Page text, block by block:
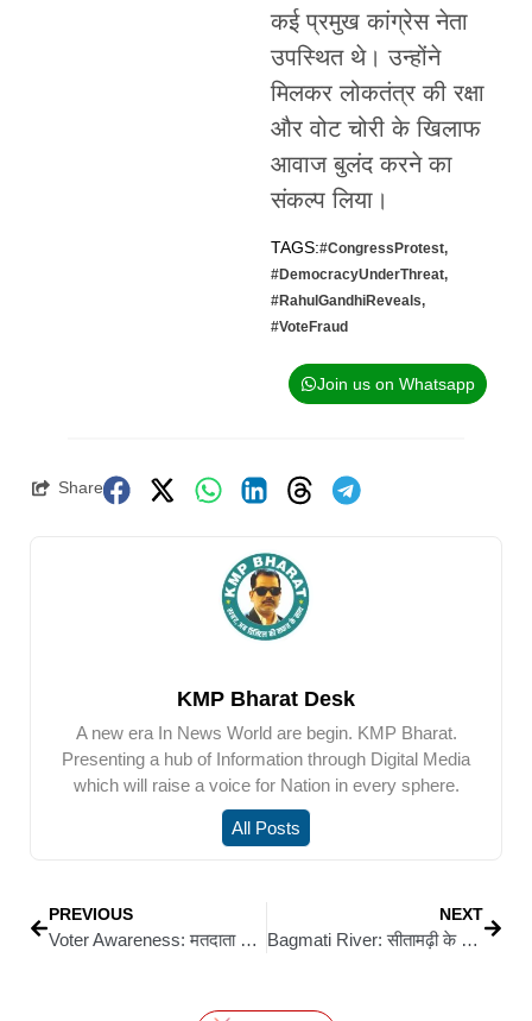
कई प्रमुख कांग्रेस नेता
उपस्थित थे। उन्होंने
मिलकर लोकतंत्र की रक्षा
और वोट चोरी के खिलाफ
आवाज बुलंद करने का
संकल्प लिया।
TAGS:#CongressProtest,
#DemocracyUnderThreat,
#RahulGandhiReveals,
#VoteFraud
Join us on Whatsapp
Share
KMP Bharat Desk
A new era In News World are begin. KMP Bharat.
Presenting a hub of Information through Digital Media
which will raise a voice for Nation in every sphere.
All Posts
PREVIOUS
Voter Awareness: मतदाता जागरूकता पर डाइट में पेंटिंग व पोस्टर प्रतियोगिता
NEXT
Bagmati River: सीतामढ़ी के जमला परसा गांव में बागमती नदी का कटाव बना मुसीबत का सबब